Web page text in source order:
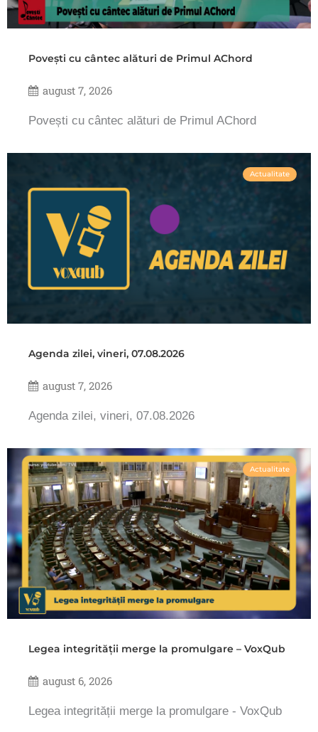
Povești cu cântec alături de Primul AChord
august 7, 2026
Povești cu cântec alături de Primul AChord
Actualitate
Agenda zilei, vineri, 07.08.2026
august 7, 2026
Agenda zilei, vineri, 07.08.2026
Actualitate
Legea integrității merge la promulgare – VoxQub
august 6, 2026
Legea integrității merge la promulgare - VoxQub